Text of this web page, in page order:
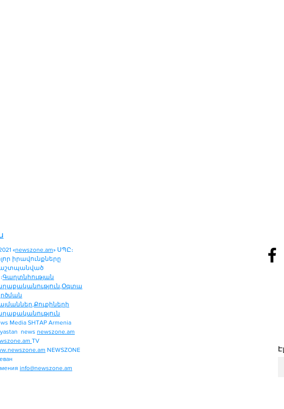
«newszone.am» ՍՊԸ։
իրավունքները
Գաղտնիության
,Օգտա
,Քուքիների
Media SHTAP Armenia
news newszone.am
TV
NEWSZONE
info@newszone.am